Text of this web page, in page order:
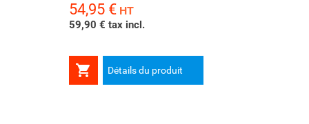
Prix
54,95 € HT
59,90 € tax incl.
 Détails du produit